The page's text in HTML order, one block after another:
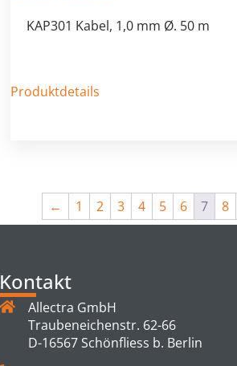
KAP301 Kabel, 1,0 mm Ø. 50 m
Produktdetails
← 1 2 3 4 5 6 7 8
Kontakt
Allectra GmbH
Traubeneichenstr. 62-66
D-16567 Schönfliess b. Berlin